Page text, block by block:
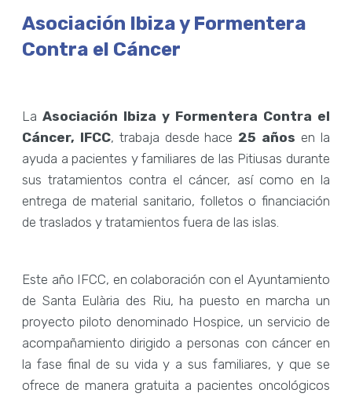
Asociación Ibiza y Formentera
Contra el Cáncer
LaAsociación Ibiza y Formentera Contra el
Cáncer, IFCC, trabaja desde hace 25 años en la
ayuda a pacientes y familiares de las Pitiusas durante
sus tratamientos contra el cáncer, así como en la
entrega de material sanitario, folletos o financiación
de traslados y tratamientos fuera de las islas.
Este año IFCC, en colaboración con el Ayuntamiento
de Santa Eulària des Riu, ha puesto en marcha un
proyecto piloto denominado Hospice, un servicio de
acompañamiento dirigido a personas con cáncer en
la fase final de su vida y a sus familiares, y que se
ofrece de manera gratuita a pacientes oncológicos